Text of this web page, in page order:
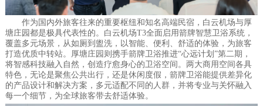
作为国内外旅客往来的重要枢纽和知名高端民宿，白云机场与厚
塘庄园都是极具代表性的。白云机场T3全面启用箭牌智慧卫浴系统，
覆盖多元场景，从如厕到盥洗，以智能、便利、舒适的体验，为旅客
打造优质中转站。厚塘庄园则携手箭牌卫浴推进“心远计划”第二期，
将智感科技融入自然，创造疗愈身心的卫浴空间。两大商用空间各具
特色，无论是聚焦公共出行，还是休闲度假，箭牌卫浴能提供差异化
的产品设计和解决方案，多元适配不同的人群，并将专业与关怀融入
每一个细节，为全球旅客带去舒适体验。